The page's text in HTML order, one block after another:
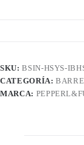
SKU:BSIN-HSYS-
CATEGORÍA:
MARCA: